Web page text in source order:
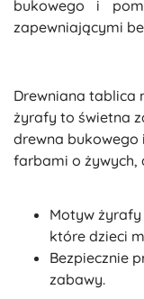
bukowego i
zapewniającymi
Drewniana tablica
żyrafy to świetna
drewna
farbami o żywych,
Motyw
które dzieci
Bezpiecznie
zabawy.